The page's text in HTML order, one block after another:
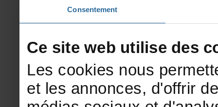
Consentement